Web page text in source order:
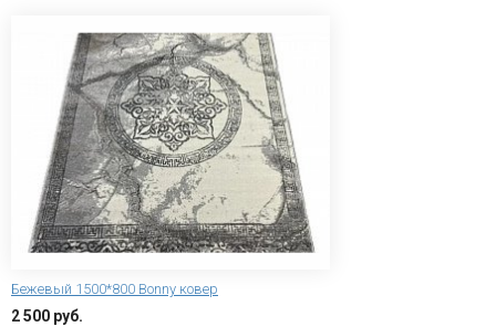
Бежевый 1500*800 Bonny ковер
2 500 руб.